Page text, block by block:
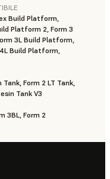
Build Platform,
Platform 2, Form 3
3L Build Platform,
Build Platform,
Form 2 LT Tank,
Tank V3
3BL, Form 2